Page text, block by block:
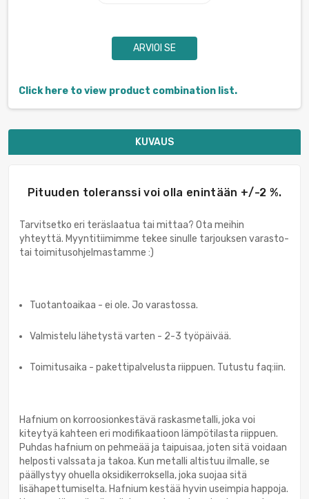
ARVIOI SE
Click here to view product combination list.
KUVAUS
Pituuden toleranssi voi olla enintään +/-2 %.
Tarvitsetko eri teräslaatua tai mittaa? Ota meihin
yhteyttä. Myyntitiimimme tekee sinulle tarjouksen varasto-
tai toimitusohjelmastamme :)
Tuotantoaikaa - ei ole. Jo varastossa.
Valmistelu lähetystä varten - 2-3 työpäivää.
Toimitusaika - pakettipalvelusta riippuen. Tutustu faq:iin.
Hafnium on korroosionkestävä raskasmetalli, joka voi
kiteytyä kahteen eri modifikaatioon lämpötilasta riippuen.
Puhdas hafnium on pehmeää ja taipuisaa, joten sitä voidaan
helposti valssata ja takoa. Kun metalli altistuu ilmalle, se
päällystyy ohuella oksidikerroksella, joka suojaa sitä
lisähapettumiselta. Hafnium kestää hyvin useimpia happoja.